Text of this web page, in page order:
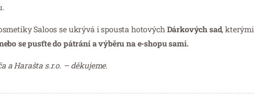
Saloos se ukrývá i spousta hotových Dárkových sad, kterými
se pusťte do pátrání a výběru na e-shopu sami.
a Harašta s.r.o. – děkujeme.